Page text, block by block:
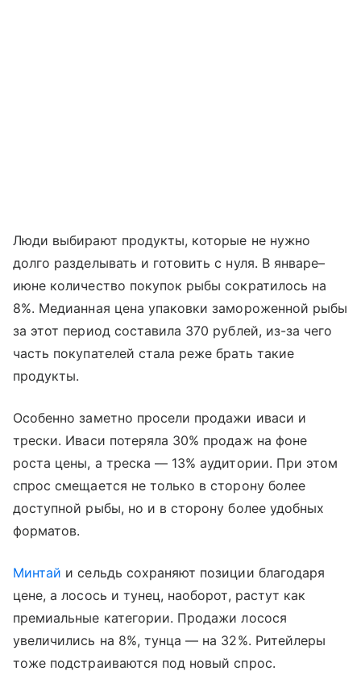
Люди выбирают продукты, которые не нужно
долго разделывать и готовить с нуля. В январе–
июне количество покупок рыбы сократилось на
8%. Медианная цена упаковки замороженной рыбы
за этот период составила 370 рублей, из-за чего
часть покупателей стала реже брать такие
продукты.
Особенно заметно просели продажи иваси и
трески. Иваси потеряла 30% продаж на фоне
роста цены, а треска — 13% аудитории. При этом
спрос смещается не только в сторону более
доступной рыбы, но и в сторону более удобных
форматов.
Минтай и сельдь сохраняют позиции благодаря
цене, а лосось и тунец, наоборот, растут как
премиальные категории. Продажи лосося
увеличились на 8%, тунца — на 32%. Ритейлеры
тоже подстраиваются под новый спрос.